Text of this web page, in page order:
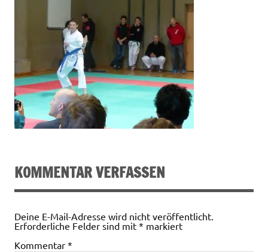
KOMMENTAR VERFASSEN
Deine E-Mail-Adresse wird nicht veröffentlicht.
Erforderliche Felder sind mit * markiert
Kommentar *